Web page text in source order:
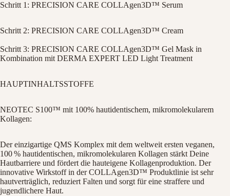
Schritt 1: PRECISION CARE COLLAgen3D™ Serum
Schritt 2: PRECISION CARE COLLAgen3D™ Cream
Schritt 3: PRECISION CARE COLLAgen3D™ Gel Mask in
Kombination mit DERMA EXPERT LED Light Treatment
HAUPTINHALTSSTOFFE
NEOTEC S100™ mit 100% hautidentischem, mikromolekularem
Kollagen:
Der einzigartige QMS Komplex mit dem weltweit ersten veganen,
100 % hautidentischen, mikromolekularen Kollagen stärkt Deine
Hautbarriere und fördert die hauteigene Kollagenproduktion. Der
innovative Wirkstoff in der COLLAgen3D™ Produktlinie ist sehr
hautverträglich, reduziert Falten und sorgt für eine straffere und
jugendlichere Haut.